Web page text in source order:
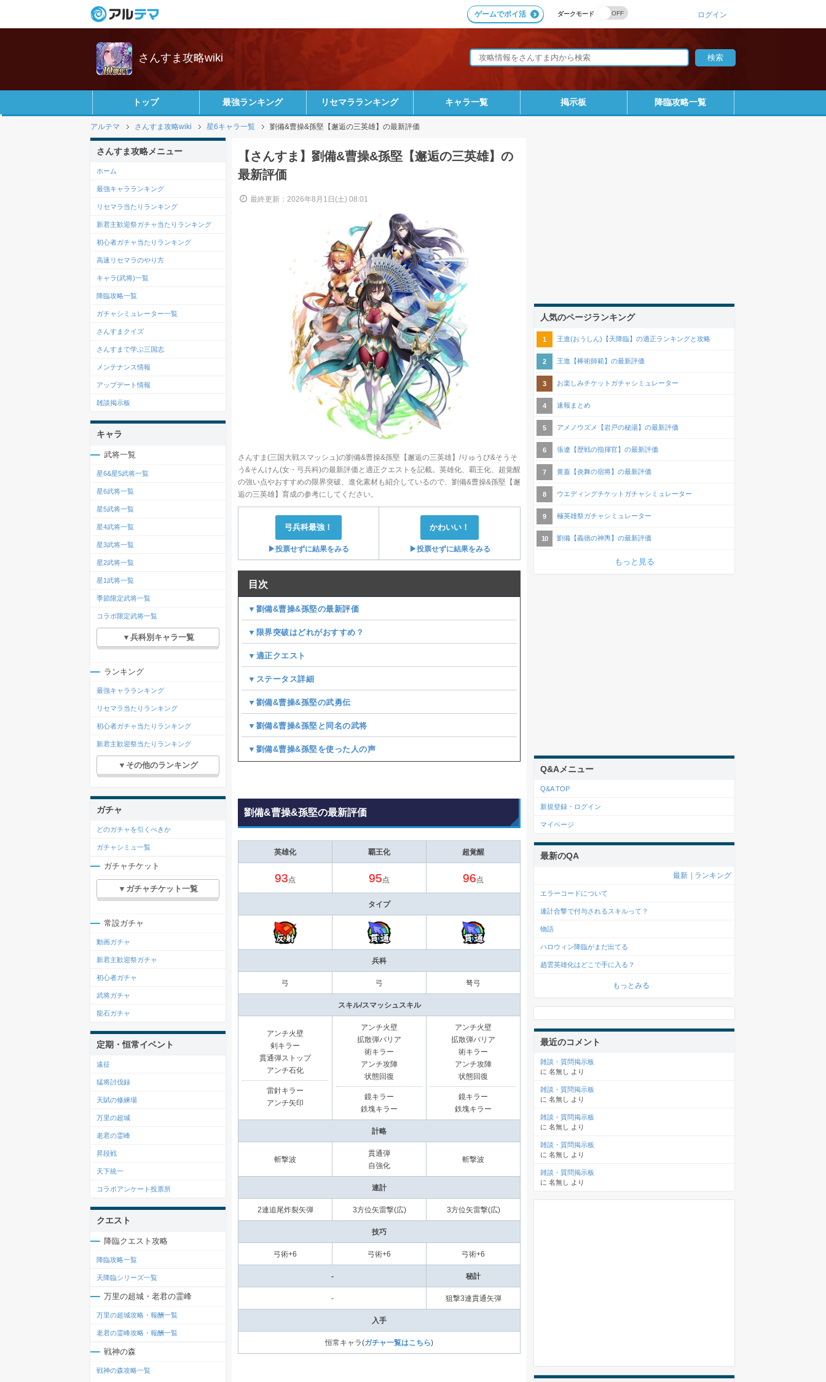
ダークモード
ゲームでポイ活 ログイン
さんすま攻略wiki
トップ 最強ランキング リセマラランキング キャラ一覧 掲示板 降臨攻略一覧
アルテマ さんすま攻略wiki 星6キャラ一覧 劉備&曹操&孫堅【邂逅の三英雄】の最新評価
【さんすま】劉備&曹操&孫堅【邂逅の三英雄】の
最新評価
最終更新：2026年8月1日(土) 08:01
さんすま(三国大戦スマッシュ)の劉備&曹操&孫堅【邂逅の三英雄】/りゅうび&そうそ
う&そんけん(女・弓兵科)の最新評価と適正クエストを記載。英雄化、覇王化、超覚醒
の強い点やおすすめの限界突破、進化素材も紹介しているので、劉備&曹操&孫堅【邂
逅の三英雄】育成の参考にしてください。
弓兵科最強！
▶投票せずに結果をみる
かわいい！
▶投票せずに結果をみる
目次
▼劉備&曹操&孫堅の最新評価
▼限界突破はどれがおすすめ？
▼適正クエスト
▼ステータス詳細
▼劉備&曹操&孫堅の武勇伝
▼劉備&曹操&孫堅と同名の武将
▼劉備&曹操&孫堅を使った人の声
劉備&曹操&孫堅の最新評価
英雄化 覇王化 超覚醒
93 点 95 点 96 点
タイプ
兵科
弓 弓 弩弓
スキル/スマッシュスキル
アンチ火壁
剣キラー
貫通弾ストップ
アンチ石化
雷針キラー
アンチ矢印
アンチ火壁
拡散弾バリア
術キラー
アンチ攻陣
状態回復
鏡キラー
鉄塊キラー
アンチ火壁
拡散弾バリア
術キラー
アンチ攻陣
状態回復
鏡キラー
鉄塊キラー
計略
斬撃波
貫通弾
自強化
斬撃波
連計
2連追尾炸裂矢弾 3方位矢雷撃(広) 3方位矢雷撃(広)
技巧
弓術+6 弓術+6 弓術+6
- 秘計
- 狙撃3連貫通矢弾
入手
恒常キャラ(ガチャ一覧はこちら)
さんすま攻略メニュー
ホーム
最強キャラランキング
リセマラ当たりランキング
新君主歓迎祭ガチャ当たりランキング
初心者ガチャ当たりランキング
高速リセマラのやり方
キャラ(武将)一覧
降臨攻略一覧
ガチャシミュレーター一覧
さんすまクイズ
さんすまで学ぶ三国志
メンテナンス情報
アップデート情報
雑談掲示板
キャラ
武将一覧
星6&星5武将一覧
星6武将一覧
星5武将一覧
星4武将一覧
星3武将一覧
星2武将一覧
星1武将一覧
季節限定武将一覧
コラボ限定武将一覧
▼兵科別キャラ一覧
ランキング
最強キャラランキング
リセマラ当たりランキング
初心者ガチャ当たりランキング
新君主歓迎祭当たりランキング
▼その他のランキング
ガチャ
どのガチャを引くべきか
ガチャシミュ一覧
ガチャチケット
▼ガチャチケット一覧
常設ガチャ
動画ガチャ
新君主歓迎祭ガチャ
初心者ガチャ
武将ガチャ
龍石ガチャ
定期・恒常イベント
遠征
猛将討伐録
天賦の修練場
万里の超城
老君の霊峰
昇段戦
天下統一
コラボアンケート投票所
クエスト
降臨クエスト攻略
降臨攻略一覧
天降臨シリーズ一覧
万里の超城・老君の霊峰
万里の超城攻略・報酬一覧
老君の霊峰攻略・報酬一覧
戦神の森
戦神の森攻略一覧
人気のページランキング
王進(おうしん)【天降臨】の適正ランキングと攻略
王進【棒術師範】の最新評価
お楽しみチケットガチャシミュレーター
速報まとめ
アメノウズメ【岩戸の秘湯】の最新評価
張遼【歴戦の指揮官】の最新評価
黄蓋【炎舞の宿将】の最新評価
ウエディングチケットガチャシミュレーター
極英雄祭ガチャシミュレーター
劉備【義徳の神輿】の最新評価
もっと見る
Q&Aメニュー
Q&A TOP
新規登録・ログイン
マイページ
最新のQA
最新 ランキング
エラーコードについて
連計合撃で付与されるスキルって？
物語
ハロウィン降臨がまだ出てる
趙雲英雄化はどこで手に入る？
もっとみる
最近のコメント
雑談・質問掲示板
に 名無し より
雑談・質問掲示板
に 名無し より
雑談・質問掲示板
に 名無し より
雑談・質問掲示板
に 名無し より
雑談・質問掲示板
に 名無し より